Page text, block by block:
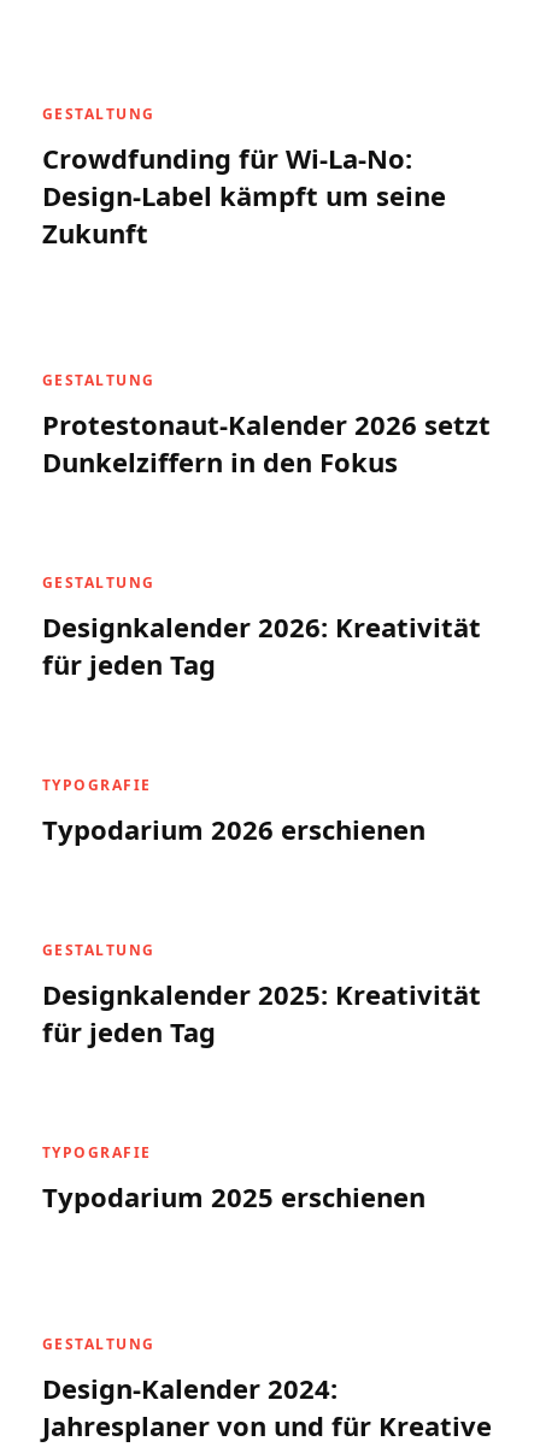
GESTALTUNG
Crowdfunding für Wi-La-No:
Design-Label kämpft um seine
Zukunft
GESTALTUNG
Protestonaut-Kalender 2026 setzt
Dunkelziffern in den Fokus
GESTALTUNG
Designkalender 2026: Kreativität
für jeden Tag
TYPOGRAFIE
Typodarium 2026 erschienen
GESTALTUNG
Designkalender 2025: Kreativität
für jeden Tag
TYPOGRAFIE
Typodarium 2025 erschienen
GESTALTUNG
Design-Kalender 2024:
Jahresplaner von und für Kreative